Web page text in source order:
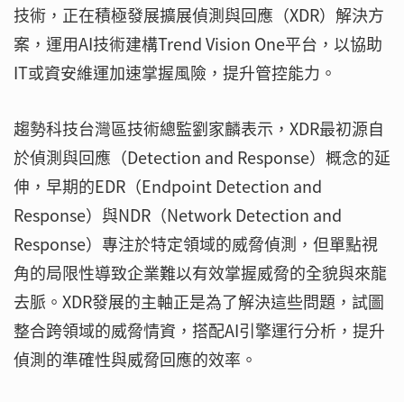
技術，正在積極發展擴展偵測與回應（XDR）解決方
案，運用AI技術建構Trend Vision One平台，以協助
IT或資安維運加速掌握風險，提升管控能力。
趨勢科技台灣區技術總監劉家麟表示，XDR最初源自
於偵測與回應（Detection and Response）概念的延
伸，早期的EDR（Endpoint Detection and
Response）與NDR（Network Detection and
Response）專注於特定領域的威脅偵測，但單點視
角的局限性導致企業難以有效掌握威脅的全貌與來龍
去脈。XDR發展的主軸正是為了解決這些問題，試圖
整合跨領域的威脅情資，搭配AI引擎運行分析，提升
偵測的準確性與威脅回應的效率。